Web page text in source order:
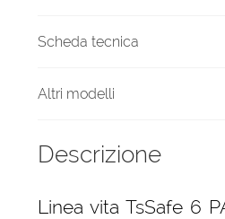
Scheda tecnica
Altri modelli
Descrizione
Linea vita TsSafe 6